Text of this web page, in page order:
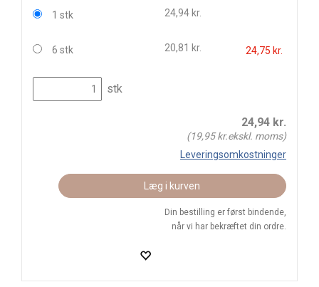
1 stk 24,94 kr.
6 stk 20,81 kr. 24,75 kr.
stk
24,94 kr.
(19,95kr.ekskl. moms)
Leveringsomkostninger
Læg i kurven
Din bestilling er først bindende,
når vi har bekræftet din ordre.